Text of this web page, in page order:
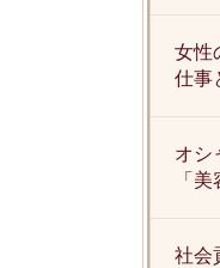
女性
仕事
オシ
「美
社会